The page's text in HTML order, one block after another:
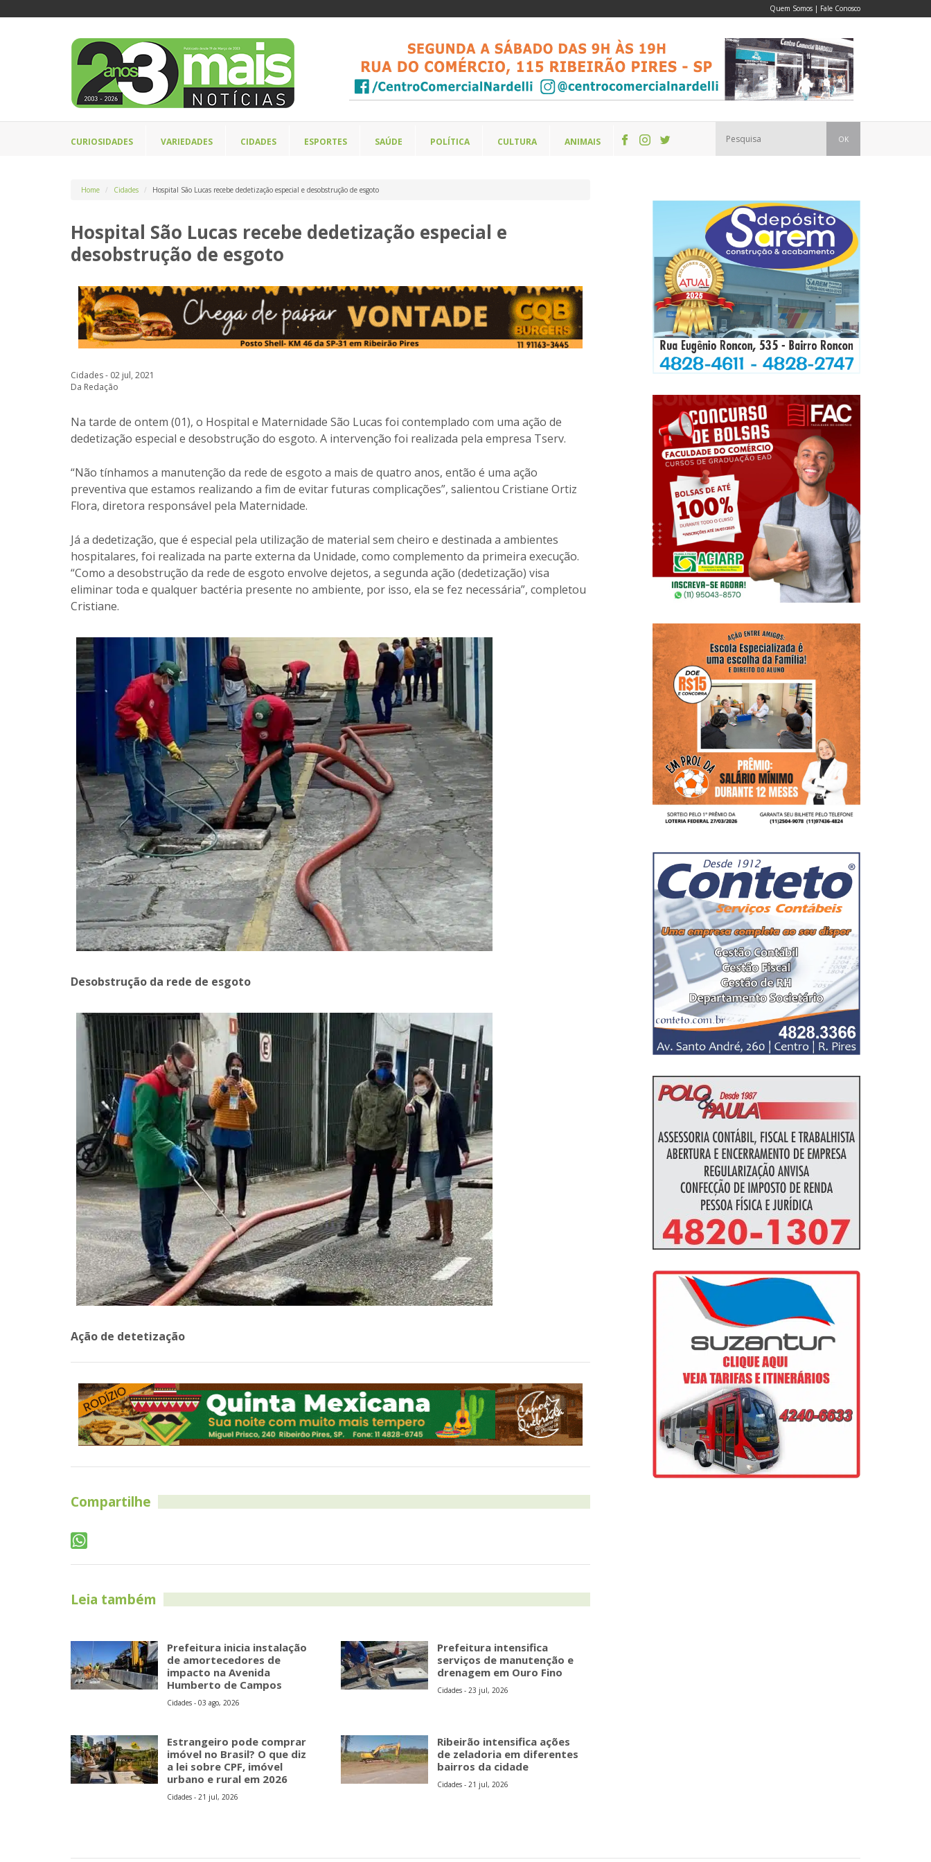
Quem Somos | Fale Conosco
CURIOSIDADES VARIEDADES CIDADES ESPORTES SAÚDE POLÍTICA CULTURA ANIMAIS OK
Home Cidades Hospital São Lucas recebe dedetização especial e desobstrução de esgoto
Hospital São Lucas recebe dedetização especial e
desobstrução de esgoto
Cidades - 02 jul, 2021
Da Redação
Na tarde de ontem (01), o Hospital e Maternidade São Lucas foi contemplado com uma ação de
dedetização especial e desobstrução do esgoto. A intervenção foi realizada pela empresa Tserv.
“Não tínhamos a manutenção da rede de esgoto a mais de quatro anos, então é uma ação
preventiva que estamos realizando a fim de evitar futuras complicações”, salientou Cristiane Ortiz
Flora, diretora responsável pela Maternidade.
Já a dedetização, que é especial pela utilização de material sem cheiro e destinada a ambientes
hospitalares, foi realizada na parte externa da Unidade, como complemento da primeira execução.
“Como a desobstrução da rede de esgoto envolve dejetos, a segunda ação (dedetização) visa
eliminar toda e qualquer bactéria presente no ambiente, por isso, ela se fez necessária”, completou
Cristiane.
Desobstrução da rede de esgoto
Ação de detetização
Compartilhe
Leia também
Prefeitura inicia instalação
de amortecedores de
impacto na Avenida
Humberto de Campos
Cidades - 03 ago, 2026
Prefeitura intensifica
serviços de manutenção e
drenagem em Ouro Fino
Cidades - 23 jul, 2026
Estrangeiro pode comprar
imóvel no Brasil? O que diz
a lei sobre CPF, imóvel
urbano e rural em 2026
Cidades - 21 jul, 2026
Ribeirão intensifica ações
de zeladoria em diferentes
bairros da cidade
Cidades - 21 jul, 2026